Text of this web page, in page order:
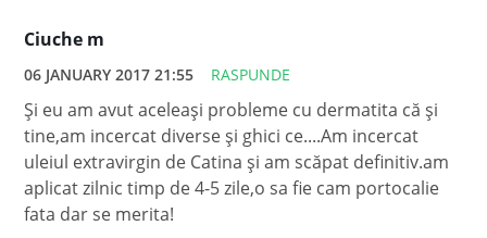
Ciuche m
06 JANUARY 2017 21:55 RASPUNDE
Și eu am avut aceleași probleme cu dermatita că și
tine,am incercat diverse și ghici ce....Am incercat
uleiul extravirgin de Catina și am scăpat definitiv.am
aplicat zilnic timp de 4-5 zile,o sa fie cam portocalie
fata dar se merita!